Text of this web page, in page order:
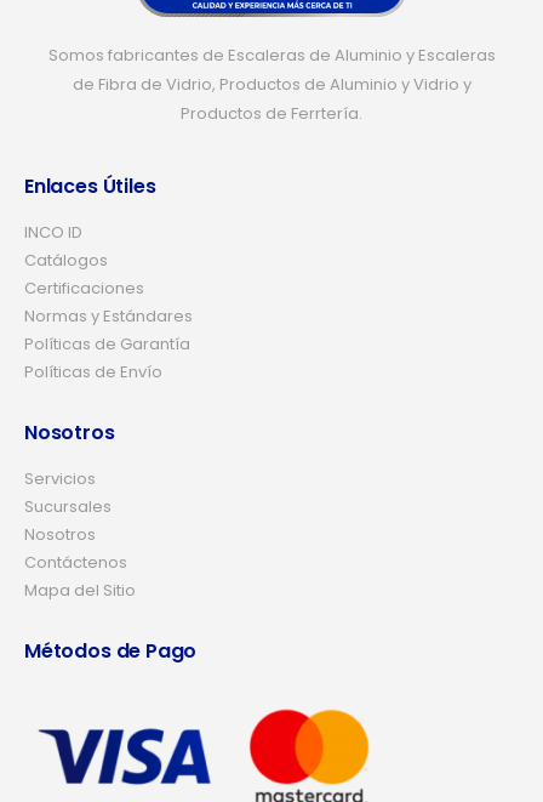
Somos fabricantes de Escaleras de Aluminio y Escaleras
de Fibra de Vidrio, Productos de Aluminio y Vidrio y
Productos de Ferrtería.
Enlaces Útiles
INCO ID
Catálogos
Certificaciones
Normas y Estándares
Políticas de Garantía
Políticas de Envío
Nosotros
Servicios
Sucursales
Nosotros
Contáctenos
Mapa del Sitio
Métodos de Pago